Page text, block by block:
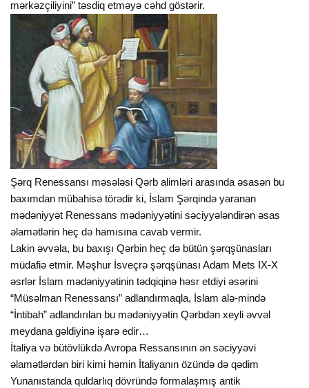
mərkəzçiliyini” təsdiq etməyə cəhd göstərir.
Şərq Renessansı məsələsi Qərb alimləri arasında əsasən bu
baxımdan mübahisə törədir ki, İslam Şərqində yaranan
mədəniyyət Renessans mədəniyyətini səciyyələndirən əsas
əlamətlərin heç də hamısına cavab vermir.
Lakin əvvəla, bu baxışı Qərbin heç də bütün şərqşünasları
müdafiə etmir. Məşhur İsveçrə şərqşünası Adam Mets IX-X
əsrlər İslam mədəniyyətinin tədqiqinə həsr etdiyi əsərini
“Müsəlman Renessansı” adlandırmaqla, İslam alə-mində
“İntibah” adlandırılan bu mədəniyyətin Qərbdən xeyli əvvəl
meydana gəldiyinə işarə edir…
İtaliya və bütövlükdə Avropa Ressansının ən səciyyəvi
əlamətlərdən biri kimi həmin İtaliyanın özündə də qədim
Yunanıstanda quldarlıq dövründə formalaşmış antik